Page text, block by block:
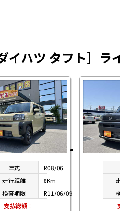
イハツ タフト］ラ
年式
R08/06
走行距離
8Km
検査期限
R11/06/09
支払総額：